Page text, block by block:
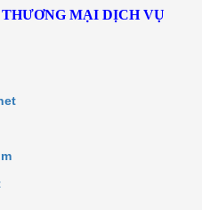
MẠI DỊCH VỤ